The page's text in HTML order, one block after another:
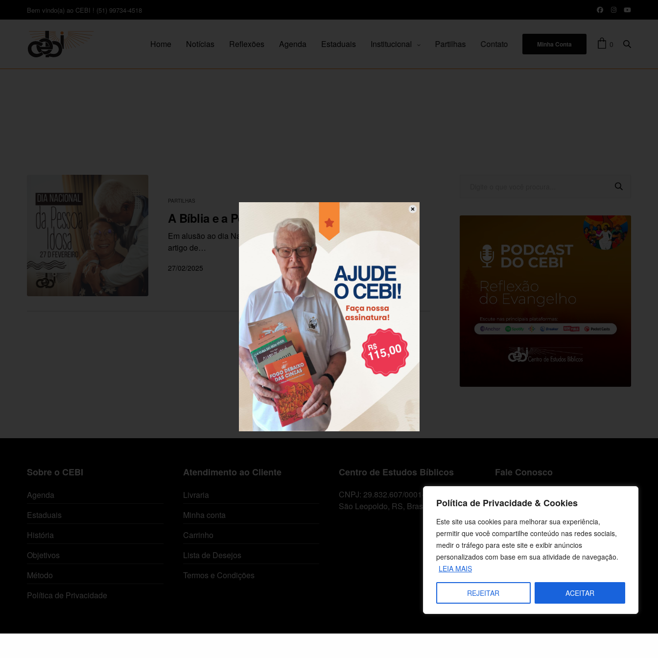
Política de Privacidade & Cookies
Este site usa cookies para melhorar sua experiência,
permitir que você compartilhe conteúdo nas redes sociais,
medir o tráfego para este site e exibir anúncios
personalizados com base em sua atividade de navegação.
LEIA MAIS
REJEITAR ACEITAR
Bem vindo(a) ao CEBI ! (51) 99734-4518
Home Notícias Reflexões Agenda Estaduais Institucional Partilhas Contato Minha Conta 0
PARTILHAS
A Bíblia e a Pessoa Idosa
Em alusão ao dia Nacional da Pessoa Idosa (27/02), o CEBI partilha o
artigo de…
27/02/2025
Sobre o CEBI
Agenda
Estaduais
História
Objetivos
Método
Política de Privacidade
Atendimento ao Cliente
Livraria
Minha conta
Carrinho
Lista de Desejos
Termos e Condições
Centro de Estudos Bíblicos
CNPJ: 29.832.607/0001-10
São Leopoldo, RS, Brasil
Fale Conosco
vendas@cebi.org.br
comunicacao@cebi.org.br
WhatsApp / Vendas
+55 (51) 99734-4518
+55 (51) 99799-3041